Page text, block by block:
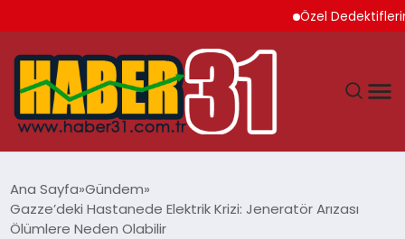
Özel Dedektiflerin
HATAY
Ana Sayfa Gündem
Gazze’deki Hastanede Elektrik Krizi: Jeneratör Arızası
Ölümlere Neden Olabilir